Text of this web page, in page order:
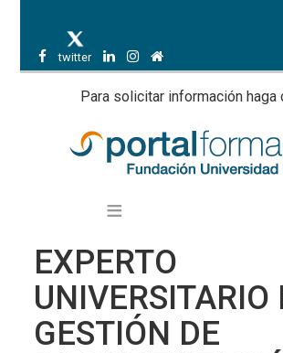
twitter
Para solicitar información haga
EXPERTO
UNIVERSITARIO
GESTIÓN DE